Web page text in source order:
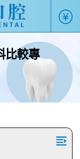
比較專